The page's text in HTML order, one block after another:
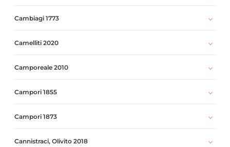
Cambiagi 1773
Camelliti 2020
Camporeale 2010
Campori 1855
Campori 1873
Cannistraci, Olivito 2018